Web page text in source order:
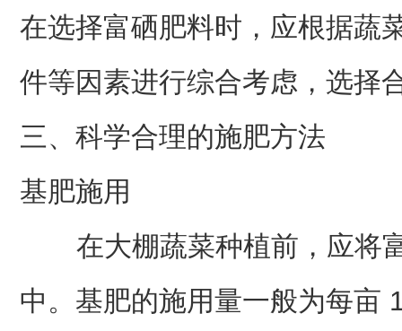
在选择富硒肥料时，应根据蔬
件等因素进行综合考虑，选择
三、科学合理的施肥方法
基肥施用
在大棚蔬菜种植前，应将
中。基肥的施用量一般为每亩